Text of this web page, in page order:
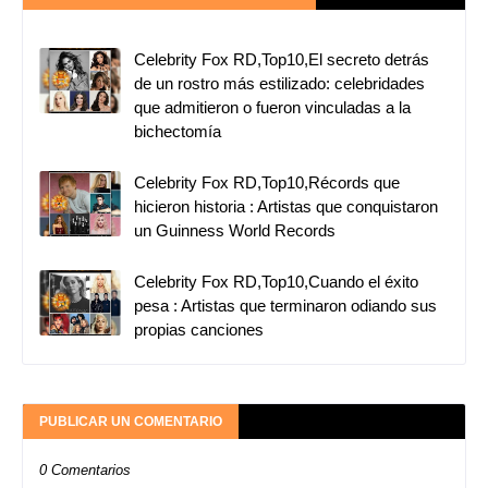
Celebrity Fox RD,Top10,El secreto detrás
de un rostro más estilizado: celebridades
que admitieron o fueron vinculadas a la
bichectomía
Celebrity Fox RD,Top10,Récords que
hicieron historia : Artistas que conquistaron
un Guinness World Records
Celebrity Fox RD,Top10,Cuando el éxito
pesa : Artistas que terminaron odiando sus
propias canciones
PUBLICAR UN COMENTARIO
0 Comentarios